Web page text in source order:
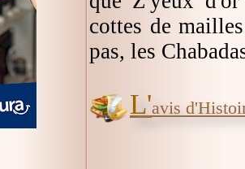
cottes de
pas, les
L'avis